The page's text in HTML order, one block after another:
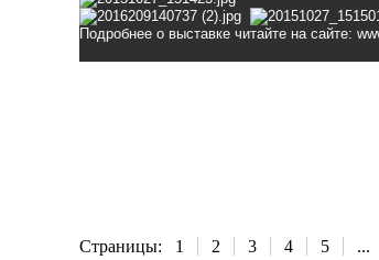
Подробнее о выставке читайте на сайте:
Страницы: 1 2 3 4 5 ...